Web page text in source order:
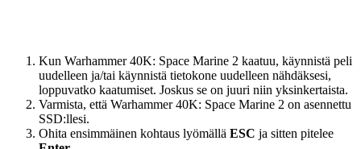
Kun Warhammer 40K: Space Marine 2 kaatuu, käynnistä peli
uudelleen ja/tai käynnistä tietokone uudelleen nähdäksesi,
loppuvatko kaatumiset. Joskus se on juuri niin yksinkertaista.
Varmista, että Warhammer 40K: Space Marine 2 on asennettu
SSD:llesi.
Ohita ensimmäinen kohtaus lyömällä ESC ja sitten pitelee